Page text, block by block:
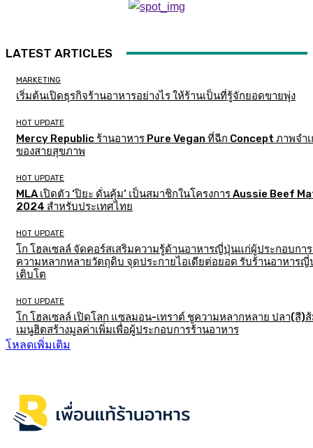
LATEST ARTICLES
MARKETING
เริ่มต้นเปิดธุรกิจร้านอาหารอย่างไร ให้ร้านเป็นที่รู้จักยอดขายพุ่ง
HOT UPDATE
Mercy Republic ร้านอาหาร Pure Vegan ที่ฉีก Concept ภาพจำเ
ของสายสุขภาพ
HOT UPDATE
MLA เปิดตัว ‘ปิยะ ดั่นคุ้ม’ เป็นสมาชิกในโครงการ Aussie Beef
2024 สำหรับประเทศไทย
HOT UPDATE
โก โฮลเซลล์ จัดคอร์สเสริมความรู้ด้านอาหารญี่ปุ่นแก่ผู้ประกอบกา
ความหลากหลายวัตถุดิบ จุดประกายไอเดียต่อยอด รับร้านอาหาร
เติบโต
HOT UPDATE
โก โฮลเซลล์ เปิดโลก แซลมอน-เทราต์ ชูความหลากหลาย ปลา(สี)
เมนูฮิตสร้างมูลค่าเพิ่มเพื่อผู้ประกอบการร้านอาหาร
โหลดเพิ่มเติม